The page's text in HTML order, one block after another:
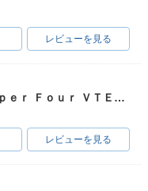
レビューを見る
ＣＢ４００Ｓｕｐｅｒ Ｆｏｕｒ ＶＴＥＣ ＳＰＥＣ３
レビューを見る